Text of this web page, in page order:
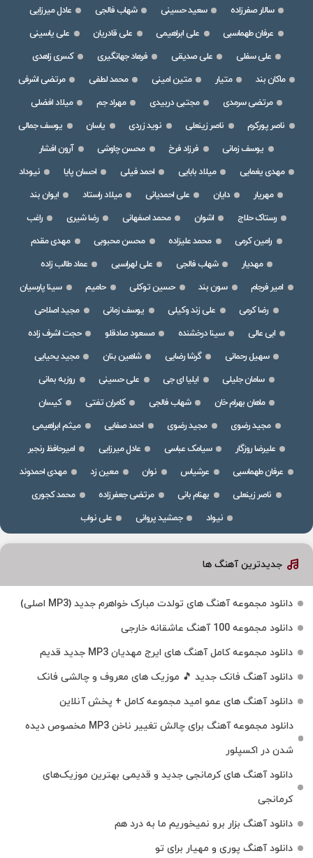
سالار صفرزاده
سعید حسینی شهاب فالجی
عادل میرزایی
عرفان طهماسبی
علی ابراهیمی علی قادریان
علی یاسینی
علی سفلی
علی صدیقی فرهاد جهانگیری
کسری زاهدی
ماکان بند
متیار متین امینی محمد لطفی
مرتضی اشرفی
مرتضی سرمدی
مجتبی دربیدی مهراد جم
میلاد افضلی
ناصر پورکرم
ناصر زینعلی نوید زردی یاسان
یوسف جمالی
یوسف زمانی
فرزاد فرخ محسن چاوشی
آرون افشار
مهدی یغمایی
میلاد بابایی احمد فیلی احسان پایا
نیوداد
مهریار
دایان علی احمدیانی میلاد راستاد
ایوان بند
رستاک حلاج
اشوان محمد اصفهانی رضا شیری
راغب
رامین کرمی
محمد علیزاده محسن محبوبی
مهدی مقدم
مهدیار
شهاب فالجی علی لهراسبی
عماد طالب زاده
امیر فرجام
سون بند حسین توکلی حامیم
سینا پارسیان
رضا کرمی
علی زند وکیلی یوسف زمانی
مجید اصلاحی
ابی عالی
سینا درخشنده مسعود صادقلو
حجت اشرف زاده
سهیل رحمانی
گرشا رضایی شاهین بنان
مجید یحیایی
سامان جلیلی
ایلیا ای جی علی حسینی
روزبه بمانی
ماهان بهرام خان
شهاب فالجی کامران تفتی
کیسان
مجید رضوی
مجید رضوی احمد صفایی
میثم ابراهیمی
علیرضا روزگار
سیامک عباسی عادل میرزایی
امیرحافظ رنجبر
عرفان طهماسبی
عرشیاس نوان معین زد
مهدی احمدوند
ناصر زینعلی
بهنام بانی مرتضی جعفرزاده
محمد کجوری
نیواد
جمشید پروانی علی نواب
جدیدترین آهنگ ها
دانلود مجموعه آهنگ های تولدت مبارک خواهرم جدید (MP3 اصلی)
دانلود مجموعه 100 آهنگ عاشقانه خارجی
دانلود مجموعه کامل آهنگ های ایرج مهدیان MP3 جدید قدیم
دانلود آهنگ فانک جدید 🎵 موزیک‌ های معروف و چالشی فانک
دانلود آهنگ های عمو امید مجموعه کامل + پخش آنلاین
دانلود مجموعه آهنگ برای چالش تغییر ناخن MP3 مخصوص دیده
شدن در اکسپلور
دانلود آهنگ‌ های کرمانجی جدید و قدیمی بهترین موزیک‌های
کرمانجی
دانلود آهنگ بزار برو نمیخوریم ما به درد هم
دانلود آهنگ پوری و مهیار برای تو